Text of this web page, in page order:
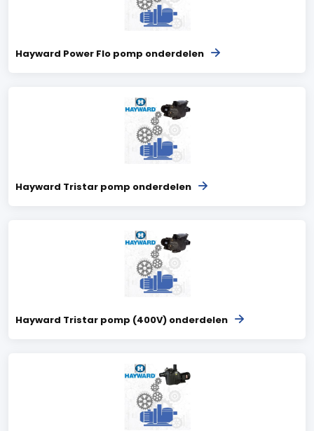
Hayward Power Flo pomp onderdelen
Hayward Tristar pomp onderdelen
Hayward Tristar pomp (400V) onderdelen